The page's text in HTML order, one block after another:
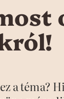
a téma?